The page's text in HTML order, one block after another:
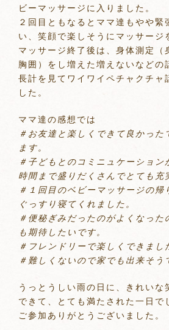
ビーマッサージに入りました。
２回目ともなるとママ達もやや緊
い、笑顔で楽しそうにマッサージ
マッサージ終了後は、身体測定（
胸囲）をし増えた増えないなどの
長計を見てワイワイペチャクチャ
した。
ママ達の感想では
＃お友達と楽しくできて良かった
ます。
＃子どもとのコミニュケーション
時間まで盛りだくさんでとても充
＃１回目のベビーマッサージの
ぐっすり寝てくれました。
＃便秘ぎみだったのがよくなった
も期待したいです。
＃フレンドリーで楽しくできまし
＃難しくないので家でも出来そう
うっとうしい雨の日に、きれいな
できて、とても満たされた一日で
ご参加ありがとうございました。